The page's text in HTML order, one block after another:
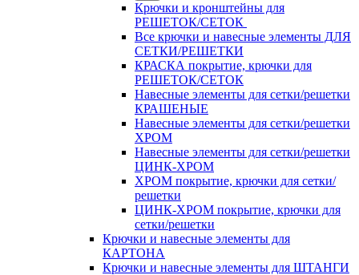
Крючки и кронштейны для
РЕШЕТОК/СЕТОК
Все крючки и навесные элементы ДЛЯ
СЕТКИ/РЕШЕТКИ
КРАСКА покрытие, крючки для
РЕШЕТОК/СЕТОК
Навесные элементы для сетки/решетки
КРАШЕНЫЕ
Навесные элементы для сетки/решетки
ХРОМ
Навесные элементы для сетки/решетки
ЦИНК-ХРОМ
ХРОМ покрытие, крючки для сетки/
решетки
ЦИНК-ХРОМ покрытие, крючки для
сетки/решетки
Крючки и навесные элементы для
КАРТОНА
Крючки и навесные элементы для ШТАНГИ